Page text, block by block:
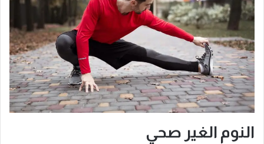
النوم الغير صحي